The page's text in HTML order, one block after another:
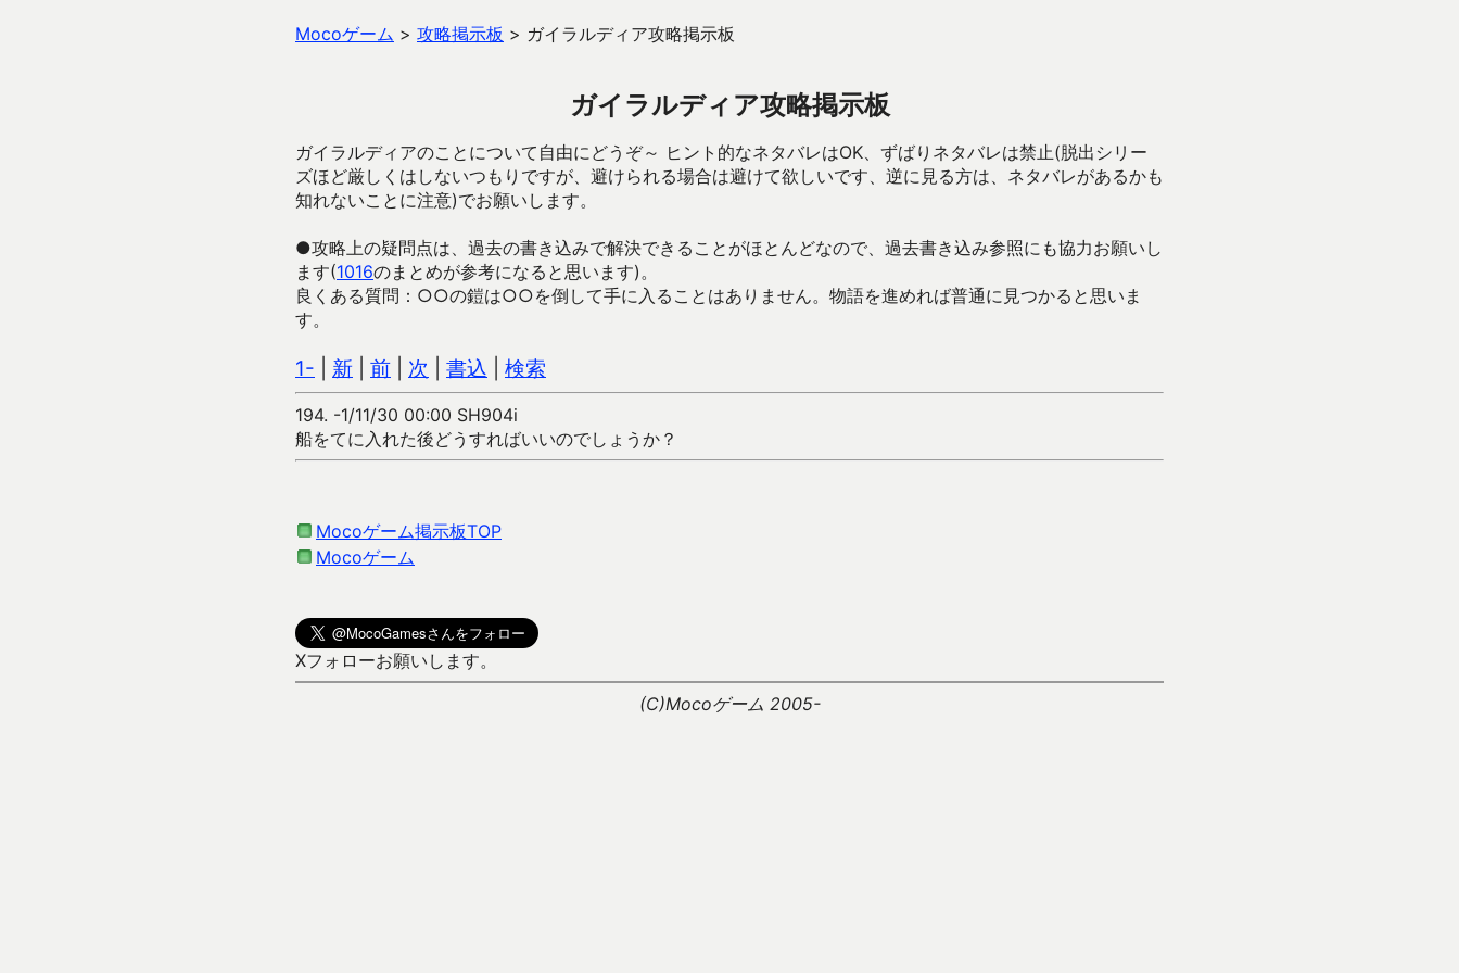
Mocoゲーム > 攻略掲示板 > ガイラルディア攻略掲示板
ガイラルディア攻略掲示板
ガイラルディアのことについて自由にどうぞ～ ヒント的なネタバレはOK、ずばりネタバレは禁止(脱出シリー
ズほど厳しくはしないつもりですが、避けられる場合は避けて欲しいです、逆に見る方は、ネタバレがあるかも
知れないことに注意)でお願いします。
●攻略上の疑問点は、過去の書き込みで解決できることがほとんどなので、過去書き込み参照にも協力お願いし
ます(1016のまとめが参考になると思います)。
良くある質問：○○の鎧は○○を倒して手に入ることはありません。物語を進めれば普通に見つかると思いま
す。
1- 新 前 次 書込 検索
194. -1/11/30 00:00 SH904i
船をてに入れた後どうすればいいのでしょうか？
Mocoゲーム掲示板TOP
Mocoゲーム
Xフォローお願いします。
(C)Mocoゲーム 2005-